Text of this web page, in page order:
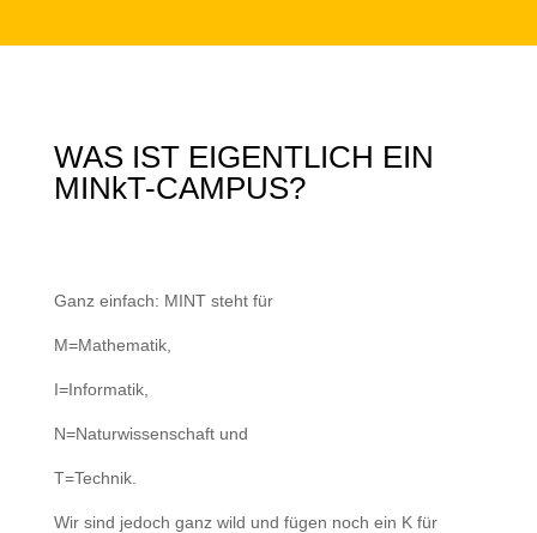
WAS IST EIGENTLICH EIN
MINkT-CAMPUS?
Ganz einfach: MINT steht für
M=Mathematik,
I=Informatik,
N=Naturwissenschaft und
T=Technik.
Wir sind jedoch ganz wild und fügen noch ein K für